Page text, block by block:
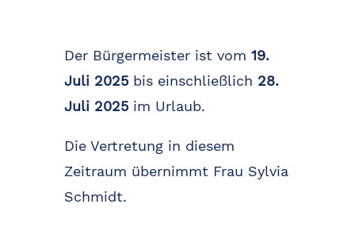
Der Bürgermeister ist vom 19.
Juli 2025bis einschließlich 28.
Juli 2025im Urlaub.
Die Vertretung in diesem
Zeitraum übernimmt Frau Sylvia
Schmidt.